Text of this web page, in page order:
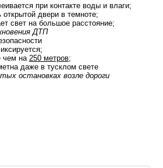
при контакте воды и влаги;
двери в темноте;
свет на большое расстояние;
ДТП
чем на 250 метров;
даже в тусклом свете
остановках возле дороги